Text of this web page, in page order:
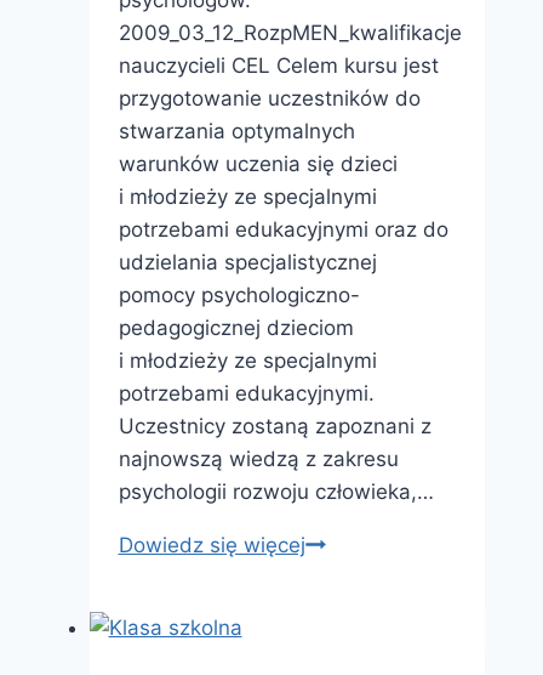
2009_03_12_RozpMEN_kwalifikacje
nauczycieli CEL Celem kursu jest
przygotowanie uczestników do
stwarzania optymalnych
warunków uczenia się dzieci
i młodzieży ze specjalnymi
potrzebami edukacyjnymi oraz do
udzielania specjalistycznej
pomocy psychologiczno-
pedagogicznej dzieciom
i młodzieży ze specjalnymi
potrzebami edukacyjnymi.
Uczestnicy zostaną zapoznani z
najnowszą wiedzą z zakresu
psychologii rozwoju człowieka,…
Dowiedz się więcejKurs